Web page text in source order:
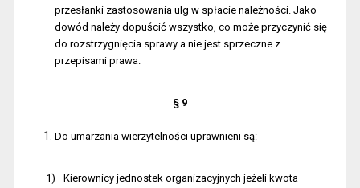
przesłanki zastosowania ulg w spłacie należności. Jako
dowód należy dopuścić wszystko, co może przyczynić się
do rozstrzygnięcia sprawy a nie jest sprzeczne z
przepisami prawa.
§ 9
Do umarzania wierzytelności uprawnieni są:
1)
Kierownicy jednostek organizacyjnych jeżeli kwota